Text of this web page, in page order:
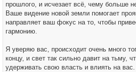
прошлого, и исчезает всё, чему больше
Ваше видение новой земли помогает
направляет ваш фокус на то, чтобы
гармонию.
Я уверяю вас, происходит очень много
концу, и свет так сильно давит на тьму,
удерживать свою власть и влиять на